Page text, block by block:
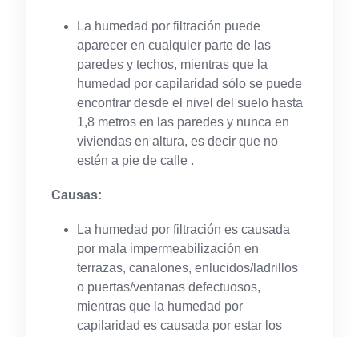
La humedad por filtración puede
aparecer en cualquier parte de las
paredes y techos, mientras que la
humedad por capilaridad sólo se puede
encontrar desde el nivel del suelo hasta
1,8 metros en las paredes y nunca en
viviendas en altura, es decir que no
estén a pie de calle .
Causas:
La humedad por filtración es causada
por mala impermeabilización en
terrazas, canalones, enlucidos/ladrillos
o puertas/ventanas defectuosos,
mientras que la humedad por
capilaridad es causada por estar los